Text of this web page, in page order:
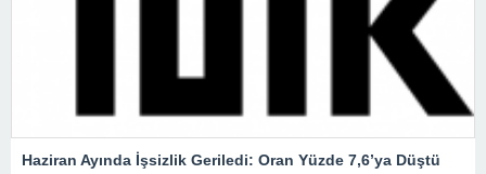
Haziran Ayında İşsizlik Geriledi: Oran Yüzde 7,6’ya Düştü